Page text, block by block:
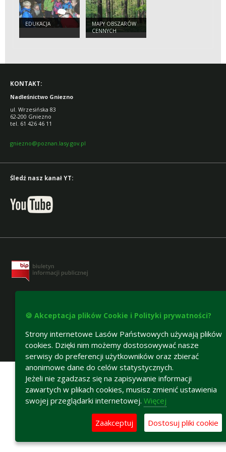
EDUKACJA
MAPY OBSZARÓW
CENNYCH
PRZYRODNICZO
KONTAKT:
Nadleśnictwo Gniezno
ul. Wrzesińska 83
62-200 Gniezno
tel. 61 426 46 11
gniezno@poznan.lasy.gov.pl
Śledź nasz kanał YT:
Deklaracja dostępności
🍪 Akceptacja plików Cookie i Polityki prywatności?
Strony internetowe Lasów Państwowych używają plików
cookies. Dzięki nim możemy dostosowywać nasze
serwisy do preferencji użytkowników oraz zbierać
anonimowe dane do celów statystycznych.
Jeżeli nie zgadzasz się na zapisywanie informacji
zawartych w plikach cookies, musisz zmienić ustawienia
swojej przeglądarki internetowej. Więcej
Zaakceptuj Dostosuj pliki cookie